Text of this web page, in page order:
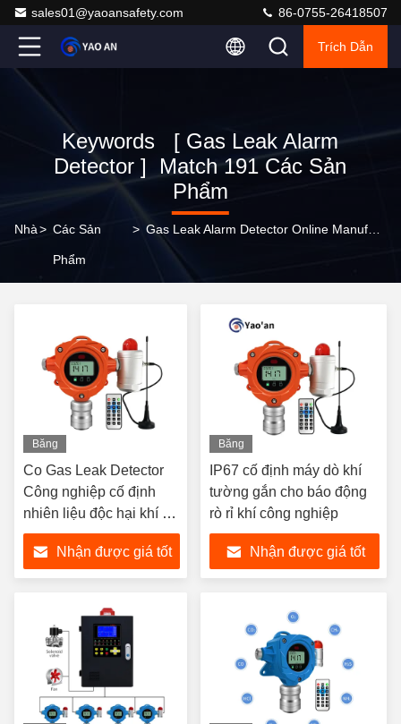
sales01@yaoansafety.com 86-0755-26418507
Trích Dẫn
Keywords [ Gas Leak Alarm
Detector ] Match 191 Các Sản
Phẩm
Nhà> Các Sản
Phẩm
>
Băng
hình
Co Gas Leak Detector
Công nghiệp cố định
nhiên liệu độc hại khí rò
rỉ báo động phát hiện
Nhận được giá tốt
Băng
hình
IP67 cố định máy dò khí
tường gắn cho báo động
rò rỉ khí công nghiệp
Nhận được giá tốt